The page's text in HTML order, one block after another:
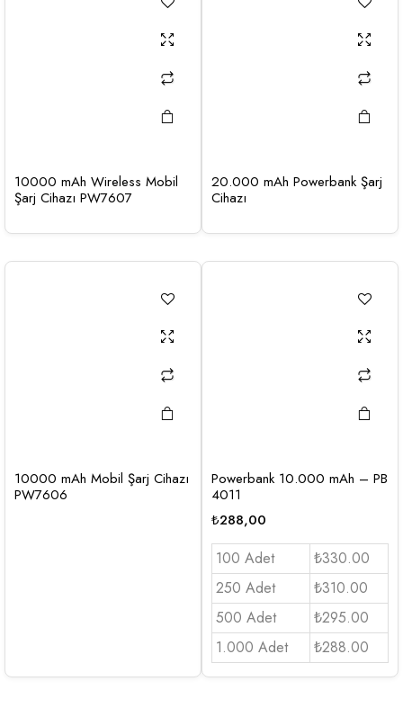
10000 mAh Wireless Mobil
Şarj Cihazı PW7607
20.000 mAh Powerbank Şarj
Cihazı
10000 mAh Mobil Şarj Cihazı
PW7606
Powerbank 10.000 mAh – PB
4011
₺288,00
100 Adet
₺330.00
250 Adet
₺310.00
500 Adet
₺295.00
1.000 Adet
₺288.00